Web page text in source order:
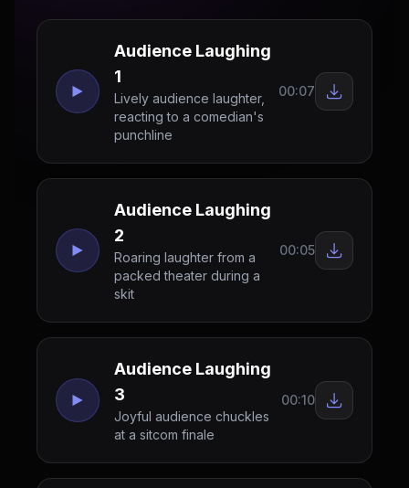
Audience Laughing
1
Lively audience laughter,
reacting to a comedian's
punchline
00:07
Audience Laughing
2
Roaring laughter from a
packed theater during a
skit
00:05
Audience Laughing
3
Joyful audience chuckles
at a sitcom finale
00:10